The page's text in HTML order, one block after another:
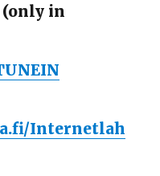
(only in
Internetlah